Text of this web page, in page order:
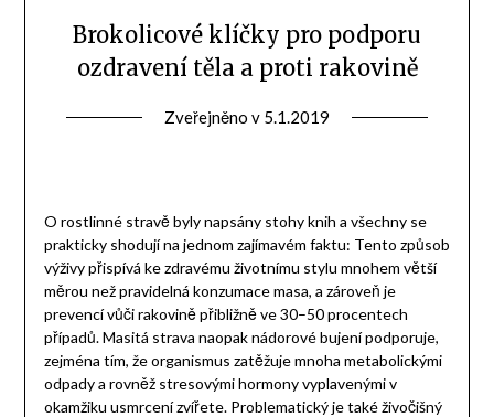
Brokolicové klíčky pro podporu
ozdravení těla a proti rakovině
Zveřejněno v 5.1.2019
O rostlinné stravě byly napsány stohy knih a všechny se
prakticky shodují na jednom zajímavém faktu: Tento způsob
výživy přispívá ke zdravému životnímu stylu mnohem větší
měrou než pravidelná konzumace masa, a zároveň je
prevencí vůči rakovině přibližně ve 30–50 procentech
případů. Masitá strava naopak nádorové bujení podporuje,
zejména tím, že organismus zatěžuje mnoha metabolickými
odpady a rovněž stresovými hormony vyplavenými v
okamžiku usmrcení zvířete. Problematický je také živočišný